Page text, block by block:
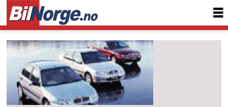
Tag:
tester
rover